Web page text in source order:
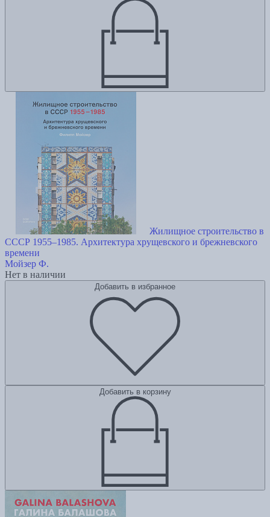
Жилищное строительство в
СССР 1955–1985. Архитектура хрущевского и брежневского
времени
Мойзер Ф.
Нет в наличии
Добавить в избранное
Добавить в корзину